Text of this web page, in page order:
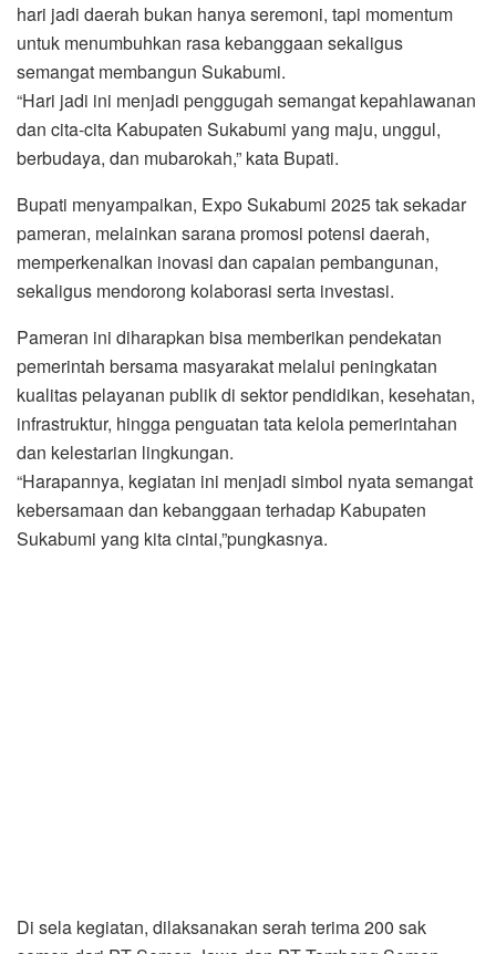
hari jadi daerah bukan hanya seremoni, tapi momentum
untuk menumbuhkan rasa kebanggaan sekaligus
semangat membangun Sukabumi.
“Hari jadi ini menjadi penggugah semangat kepahlawanan
dan cita-cita Kabupaten Sukabumi yang maju, unggul,
berbudaya, dan mubarokah,” kata Bupati.
Bupati menyampaikan, Expo Sukabumi 2025 tak sekadar
pameran, melainkan sarana promosi potensi daerah,
memperkenalkan inovasi dan capaian pembangunan,
sekaligus mendorong kolaborasi serta investasi.
Pameran ini diharapkan bisa memberikan pendekatan
pemerintah bersama masyarakat melalui peningkatan
kualitas pelayanan publik di sektor pendidikan, kesehatan,
infrastruktur, hingga penguatan tata kelola pemerintahan
dan kelestarian lingkungan.
“Harapannya, kegiatan ini menjadi simbol nyata semangat
kebersamaan dan kebanggaan terhadap Kabupaten
Sukabumi yang kita cintai,”pungkasnya.
Di sela kegiatan, dilaksanakan serah terima 200 sak